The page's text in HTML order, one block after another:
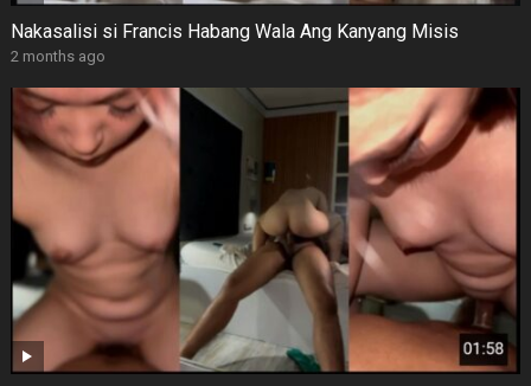
Nakasalisi si Francis Habang Wala Ang Kanyang Misis
2 months ago